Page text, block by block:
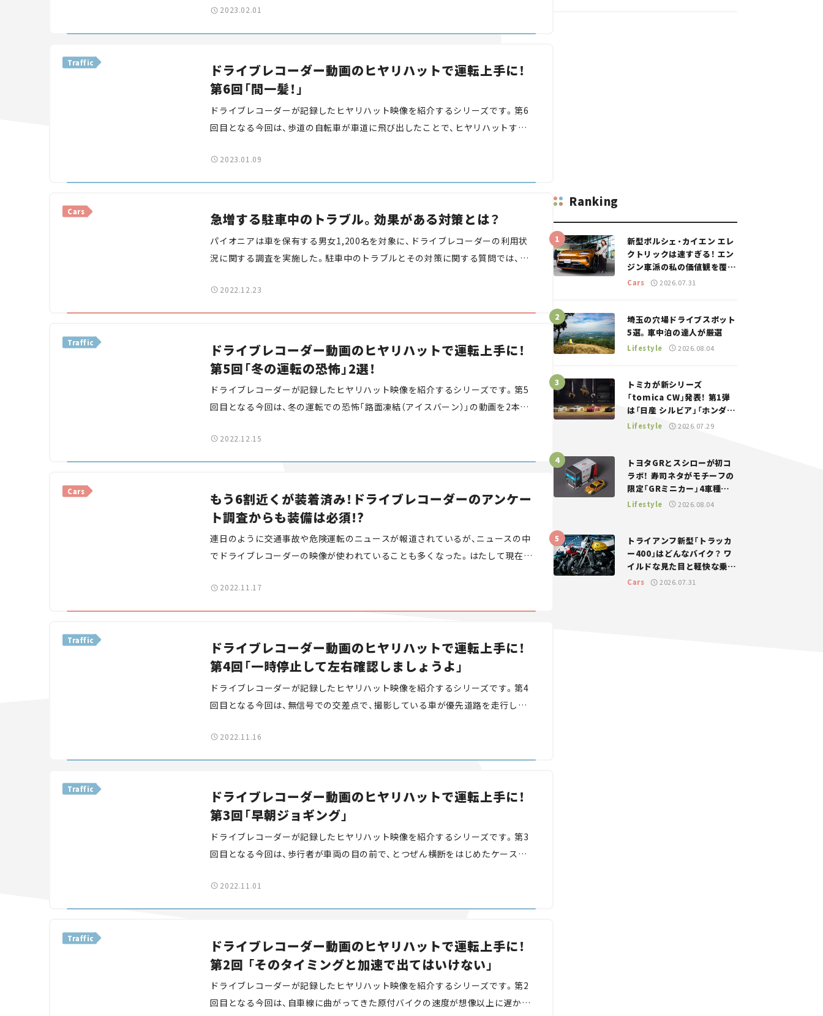
知や運転スキルを高めましょう。
2023.02.01
Traffic
ドライブレコーダー動画のヒヤリハットで運転上手に！
第6回「間一髪！」
ドライブレコーダーが記録したヒヤリハット映像を紹介するシリーズです。第6
回目となる今回は、歩道の自転車が車道に飛び出したことで、ヒヤリハットする
で危険な瞬間を疑似体験し、危険予知や運転スキルを高めましょう。
2023.01.09
Cars 急増する駐車中のトラブル。効果がある対策とは？
パイオニアは車を保有する男女1,200名を対象に、ドライブレコーダーの利用状
況に関する調査を実施した。駐車中のトラブルとその対策に関する質問では、ド
安を感じていると回答している。
2022.12.23
Traffic
ドライブレコーダー動画のヒヤリハットで運転上手に！
第5回「冬の運転の恐怖」2選！
ドライブレコーダーが記録したヒヤリハット映像を紹介するシリーズです。第5
回目となる今回は、冬の運転での恐怖「路面凍結（アイスバーン）」の動画を2本ご
が、なんとか二次災害は回避できた……という内容となります。私たちと一緒に
ヒヤリハット映像で危険な瞬間を疑似体験し、危険予知や運転スキルを高めまし
2022.12.15
Cars
もう6割近くが装着済み！ドライブレコーダーのアンケー
ト調査からも装備は必須!?
連日のように交通事故や危険運転のニュースが報道されているが、ニュースの中
でドライブレコーダーの映像が使われていることも多くなった。はたして現在、
チとグーネット中古車は、共同でドライブレコーダーに関するアンケート調査を
2022.11.17
Traffic
ドライブレコーダー動画のヒヤリハットで運転上手に！
第4回「一時停止して左右確認しましょうよ」
ドライブレコーダーが記録したヒヤリハット映像を紹介するシリーズです。第4
回目となる今回は、無信号での交差点で、撮影している車が優先道路を走行して
いうケースをご紹介します。私たちと一緒にヒヤリハット映像で危険な瞬間を疑
2022.11.16
Traffic
ドライブレコーダー動画のヒヤリハットで運転上手に！
第3回「早朝ジョギング」
ドライブレコーダーが記録したヒヤリハット映像を紹介するシリーズです。第3
回目となる今回は、歩行者が車両の目の前で、とつぜん横断をはじめたケースを
中にいくつか隠されています。私たちと一緒にヒヤリハット映像で危険な瞬間を
2022.11.01
Traffic
ドライブレコーダー動画のヒヤリハットで運転上手に！
第2回 「そのタイミングと加速で出てはいけない」
ドライブレコーダーが記録したヒヤリハット映像を紹介するシリーズです。第2
回目となる今回は、自車線に曲がってきた原付バイクの速度が想像以上に遅かっ
Ranking
新型ポルシェ・カイエン エレ
クトリックは速すぎる！ エン
ジン車派の私の価値観を覆し
た、新しいポルシェの走り。
Cars 2026.07.31
埼玉の穴場ドライブスポット
5選。車中泊の達人が厳選
Lifestyle 2026.08.04
トミカが新シリーズ
「tomica CW」発表！ 第1弾
は「日産 シルビア」「ホンダ
NSX」が登場。世界が注目す
Lifestyle 2026.07.29
トヨタGRとスシローが初コ
ラボ！ 寿司ネタがモチーフの
限定「GRミニカー」4車種が
登場。入手方法は？【クルマ
Lifestyle 2026.08.04
トライアンフ新型「トラッカ
ー400」はどんなバイク？ ワ
イルドな見た目と軽快な乗り
味を両立した400ccフラット
Cars 2026.07.31